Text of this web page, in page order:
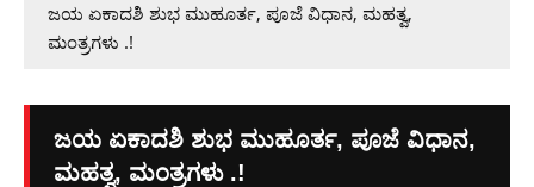
ಜಯ ಏಕಾದಶಿ ಶುಭ ಮುಹೂರ್ತ, ಪೂಜೆ ವಿಧಾನ, ಮಹತ್ವ,
ಮಂತ್ರಗಳು .!
ಜಯ ಏಕಾದಶಿ ಶುಭ ಮುಹೂರ್ತ, ಪೂಜೆ ವಿಧಾನ,
ಮಹತ್ವ, ಮಂತ್ರಗಳು .!